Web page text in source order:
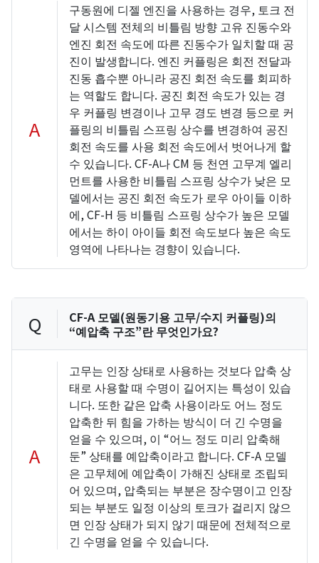
A
구동원에 디젤 엔진을 사용하는 경우, 토크 전
달 시스템 전체의 비틀림 방향 고유 진동수와
엔진 회전 속도에 따른 진동수가 일치할 때 공
진이 발생합니다. 엔진 커플링은 회전 전달과
진동 흡수뿐 아니라 공진 회전 속도를 회피하
는 역할도 합니다. 공진 회전 속도가 있는 경
우 커플링 변경이나 고무 경도 변경 등으로 커
플링의 비틀림 스프링 상수를 변경하여 공진
회전 속도를 사용 회전 속도에서 벗어나게 할
수 있습니다. CF-A나 CM 등 천연 고무계 엘리
먼트를 사용한 비틀림 스프링 상수가 낮은 모
델에서는 공진 회전 속도가 로우 아이들 이하
에, CF-H 등 비틀림 스프링 상수가 높은 모델
에서는 하이 아이들 회전 속도보다 높은 속도
영역에 나타나는 경향이 있습니다.
Q
CF-A 모델(원동기용 고무/수지 커플링)의
“예압축 구조”란 무엇인가요?
A
고무는 인장 상태로 사용하는 것보다 압축 상
태로 사용할 때 수명이 길어지는 특성이 있습
니다. 또한 같은 압축 사용이라도 어느 정도
압축한 뒤 힘을 가하는 방식이 더 긴 수명을
얻을 수 있으며, 이 “어느 정도 미리 압축해
둔” 상태를 예압축이라고 합니다. CF-A 모델
은 고무체에 예압축이 가해진 상태로 조립되
어 있으며, 압축되는 부분은 장수명이고 인장
되는 부분도 일정 이상의 토크가 걸리지 않으
면 인장 상태가 되지 않기 때문에 전체적으로
긴 수명을 얻을 수 있습니다.